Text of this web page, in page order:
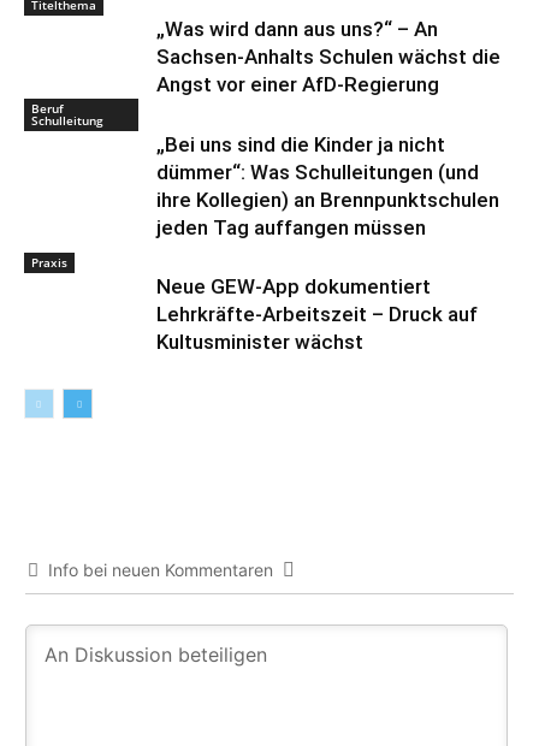
Titelthema
„Was wird dann aus uns?“ – An
Sachsen-Anhalts Schulen wächst die
Angst vor einer AfD-Regierung
Beruf
Schulleitung
„Bei uns sind die Kinder ja nicht
dümmer“: Was Schulleitungen (und
ihre Kollegien) an Brennpunktschulen
jeden Tag auffangen müssen
Praxis
Neue GEW-App dokumentiert
Lehrkräfte-Arbeitszeit – Druck auf
Kultusminister wächst
Info bei neuen Kommentaren